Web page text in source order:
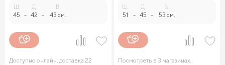
45 -
Д.
42 -
В.
43 см.
Доступно онлайн, доставка 22
51 -
Д.
45 -
В.
53 см.
Посмотреть в 3 магазинах,